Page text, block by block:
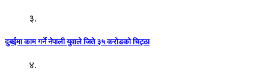
३.
दुबईमा काम गर्ने नेपाली युवाले जिते ३५ करोडको चिट्ठा
४.